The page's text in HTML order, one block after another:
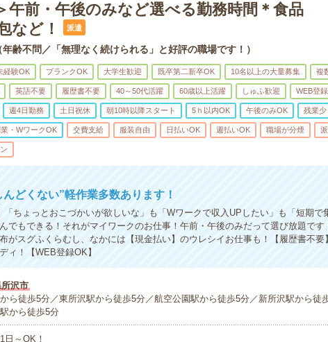
午前・午後のみなど選べる勤務時間＊食品
など！
派遣
齢不問／「無理なく続けられる」と好評の職場です！）
経験OK ブランクOK 大学生歓迎 既卒第二新卒OK 10名以上の大量募集 複
英語不要 履歴書不要 40～50代活躍 60歳以上活躍 しゅふ歓迎 WEB登
週4日勤務 土日祝休 朝10時以降スタート 5ｈ以内OK 午後のみOK 残業少
・WワークOK 交費支給 服装自由 日払いOK 週払いOK 職場が分煙
どくない”軽作業多数あります！
「ちょっとおこづかいが欲しいな」も「Wワークで収入UPしたい」も「短期で
でもできる！それがマイワークのお仕事！午前・午後のみだって選び放題です
がスグふくらむし、なかには【現金払い】のウレシイお仕事も！【履歴書不要
ィ！【WEB登録OK】
沢市
ら徒歩5分／東所沢駅から徒歩5分／航空公園駅から徒歩5分／新所沢駅から徒
から徒歩5分
日～OK！